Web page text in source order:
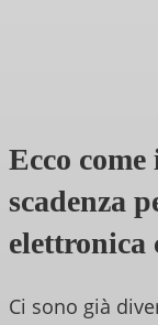
Ecco
scadenza
elettronica
Ci sono già